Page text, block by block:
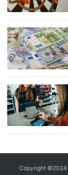
Copyright ©2024